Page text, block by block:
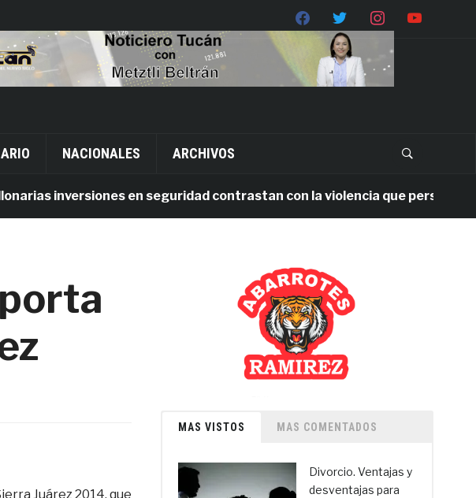
NACIONALES ARCHIVOS
inversiones en seguridad contrastan con la violencia que persiste en
Juárez 2014, que
MAS VISTOS MAS COMENTADOS
Divorcio. Ventajas y
desventajas para